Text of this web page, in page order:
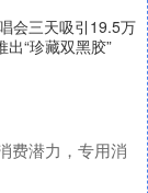
会三天吸引19.5万
“珍藏双黑胶”
费潜力，专用消